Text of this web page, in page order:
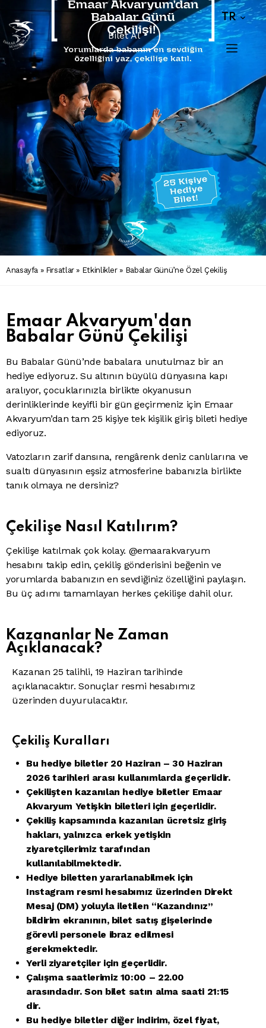
Bilet Al
TR
Anasayfa » Fırsatlar» Etkinlikler» Babalar Günü’ne Özel Çekiliş
Emaar Akvaryum'dan
Babalar Günü Çekilişi
Bu Babalar Günü’nde babalara unutulmaz bir an
hediye ediyoruz. Su altının büyülü dünyasına kapı
aralıyor, çocuklarınızla birlikte okyanusun
derinliklerinde keyifli bir gün geçirmeniz için Emaar
Akvaryum’dan tam 25 kişiye tek kişilik giriş bileti hediye
ediyoruz.
Vatozların zarif dansına, rengârenk deniz canlılarına ve
sualtı dünyasının eşsiz atmosferine babanızla birlikte
tanık olmaya ne dersiniz?
Çekilişe Nasıl Katılırım?
Çekilişe katılmak çok kolay. @emaarakvaryum
hesabını takip edin, çekiliş gönderisini beğenin ve
yorumlarda babanızın en sevdiğiniz özelliğini paylaşın.
Bu üç adımı tamamlayan herkes çekilişe dahil olur.
Kazananlar Ne Zaman
Açıklanacak?
Kazanan 25 talihli, 19 Haziran tarihinde
açıklanacaktır. Sonuçlar resmi hesabımız
üzerinden duyurulacaktır.
Çekiliş Kuralları
Bu hediye biletler 20 Haziran – 30 Haziran
2026 tarihleri arası kullanımlarda geçerlidir.
Çekilişten kazanılan hediye biletler Emaar
Akvaryum Yetişkin biletleri için geçerlidir.
Çekiliş kapsamında kazanılan ücretsiz giriş
hakları, yalnızca erkek yetişkin
ziyaretçilerimiz tarafından
kullanılabilmektedir.
Hediye biletten yararlanabilmek için
Instagram resmi hesabımız üzerinden Direkt
Mesaj (DM) yoluyla iletilen “Kazandınız”
bildirim ekranının, bilet satış gişelerinde
görevli personele ibraz edilmesi
gerekmektedir.
Yerli ziyaretçiler için geçerlidir.
Çalışma saatlerimiz 10:00 – 22.00
arasındadır. Son bilet satın alma saati 21:15
dir.
Bu hediye biletler diğer indirim, özel fiyat,